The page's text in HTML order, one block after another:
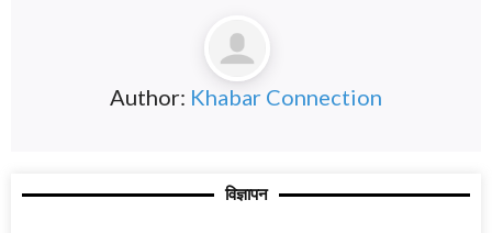
Author: Khabar Connection
विज्ञापन